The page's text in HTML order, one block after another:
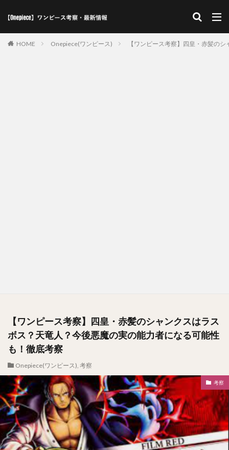
HOME Onepiece(ワンピース) 【ワンピース考察】四皇・赤髪の
【ワンピース考察】四皇・赤髪のシャンクスはラス
ボス？天竜人？今後悪魔の実の能力者になる可能性
も！徹底考察
Onepiece(ワンピース), 考察
考察